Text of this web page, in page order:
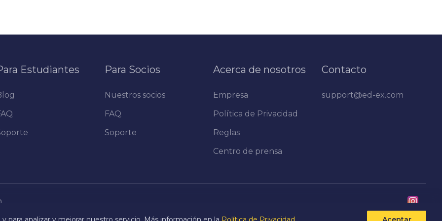
Estudiantes Para Socios
Nuestros socios
FAQ
Soporte
Acerca de nosotros
Empresa
Política de Privacidad
Reglas
Centro de prensa
Contacto
support@ed-ex.com